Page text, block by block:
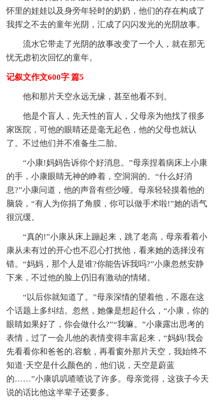
怀里的娃娃以及身旁年轻时的奶奶，他们的存在构成了
我挥之不去的童年光阴，汇成了闪闪发光的光阴故事。
流水它带走了光阴的故事改变了一个人，就在那无
忧无虑初次回忆的童年。
记叙文作文600字 篇5
他和那片天空永远无缘，甚至他看不到。
他是个盲人，先天性的盲人，父母亲为他找了很多
家医院，可他的眼睛还是毫无起色，他的父母也就认
了。不过他们并不准备生二胎。
“小康!妈妈告诉你个好消息。”母亲捏着病床上小康
的手，小康眼睛无神的睁着，空洞洞的。“什么好消
息?”小康问道，他的声音有些沙哑。母亲轻轻摸着他的
脑袋，“有人为你捐了角膜，你可以做手术啦!”她的语气
很沉缓。
“真的!”小康从床上蹦起来，跳了老高，母亲看着小
康从未有过的开心也不忍心打扰他，看来她的选择没有
错。“妈妈，那个人是谁?你能告诉我吗?”小康忽然安静
下来，不过他的脸上仍旧有激动的情绪。
“以后你就知道了。”母亲深情的望着他，不愿在这
个话题上多纠结。忽然，她像是想起什么，“小康，你的
眼睛如果好了，你会做什么?”“我嘛。”小康露出思考的
表情，过了一会儿他的表情变得丰富起来，“妈妈!我会
先看看你和爸爸的.容貌，再看窗外那片天空，我始终不
知道·天空是什么颜色的，他们说，天空是蔚蓝
的……”小康叽叽喳喳说了许多。母亲觉得，这孩子今天
说的话比他这半辈子还要多。